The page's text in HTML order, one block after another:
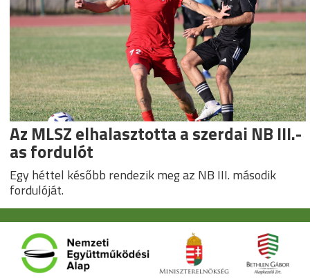
Az MLSZ elhalasztotta a szerdai NB III.-
as fordulót
Egy héttel később rendezik meg az NB III. második
fordulóját.